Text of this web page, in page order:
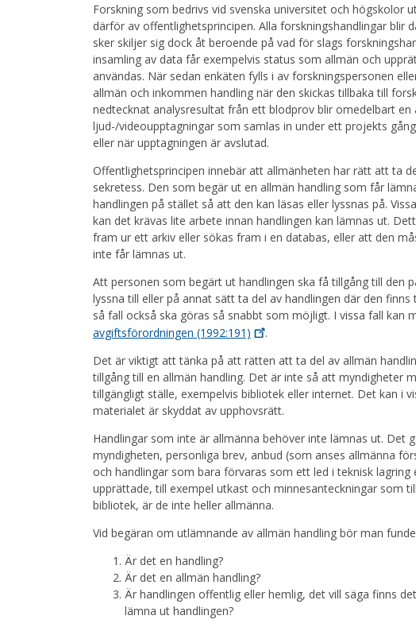
Forskning som bedrivs vid svenska universitet och högskolor
därför av offentlighetsprincipen. Alla forskningshandlingar blir
sker skiljer sig dock åt beroende på vad för slags
insamling av data får exempelvis status som allmän och
användas. När sedan enkäten fylls i av forskningspersonen
allmän och inkommen handling när den skickas tillbaka till
nedtecknat analysresultat från ett blodprov blir omedelbart
ljud-/videoupptagningar som samlas in under ett projekts
eller när upptagningen är avslutad.
Offentlighetsprincipen innebär att allmänheten har rätt att ta
sekretess. Den som begär ut en allmän handling som får
handlingen på stället så att den kan läsas eller lyssnas på.
kan det krävas lite arbete innan handlingen kan lämnas ut.
fram ur ett arkiv eller sökas fram i en databas, eller att den
inte får lämnas ut.
Att personen som begärt ut handlingen ska få tillgång till den
lyssna till eller på annat sätt ta del av handlingen där den
så fall också ska göras så snabbt som möjligt. I vissa fall kan
avgiftsförordningen (1992:191)
.
Det är viktigt att tänka på att rätten att ta del av allmän
tillgång till en allmän handling. Det är inte så att myndigheter
tillgängligt ställe, exempelvis bibliotek eller internet. Det kan i
materialet är skyddat av upphovsrätt.
Handlingar som inte är allmänna behöver inte lämnas ut. Det
myndigheten, personliga brev, anbud (som anses allmänna
och handlingar som bara förvaras som ett led i teknisk
upprättade, till exempel utkast och minnesanteckningar som
bibliotek, är de inte heller allmänna.
Vid begäran om utlämnande av allmän handling bör man
Är det en handling?
Är det en allmän handling?
Är handlingen offentlig eller hemlig, det vill säga finns
lämna ut handlingen?